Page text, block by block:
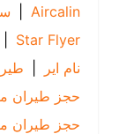
Aircalin
| سكاي
Star Flyer
| خطوط
| طيران Viva
حجز طيران من
حجز طيران من